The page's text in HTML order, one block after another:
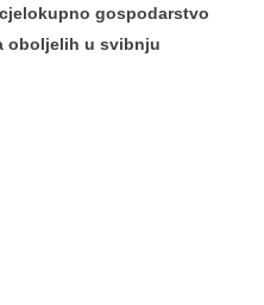
gospodarstvo
oboljelih u svibnju